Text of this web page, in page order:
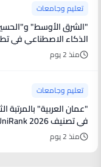
تعليم وجامعات
"الشرق الأوسط"
الذكاء الاصطناعي في
منذ 2 يوم
تعليم وجامعات
"عمان العربية" بالمرتبة
في تصنيف UniRank 2026
منذ 2 يوم